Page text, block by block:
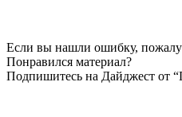
Если вы нашли ошибку,
Понравился материал?
Подпишитесь на Дайджест от